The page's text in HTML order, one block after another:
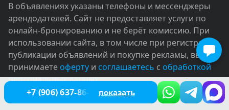
+7 (906) 637-86-67 показать
В объявлениях указаны телефоны и мессенджеры
арендодателей. Сайт не предоставляет услуги по
онлайн-бронированию и не берёт комиссию. При
использовании сайта, в том числе при регистрации,
публикации объявлений и покупке рекламы, вы
принимаете оферту и соглашаетесь с обработкой
персональных данных
© 2005–2026